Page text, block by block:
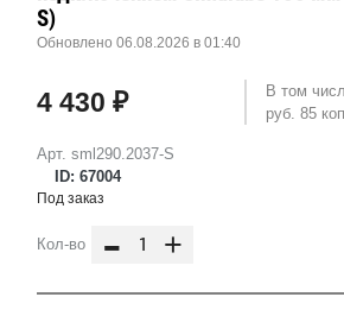
Арт. sml290.2037-S
ID: 67004
S)
Обновлено 06.08.2026 в 01:40
4 430 ₽
В том
руб. 85 коп.
Под заказ
Кол-во - +